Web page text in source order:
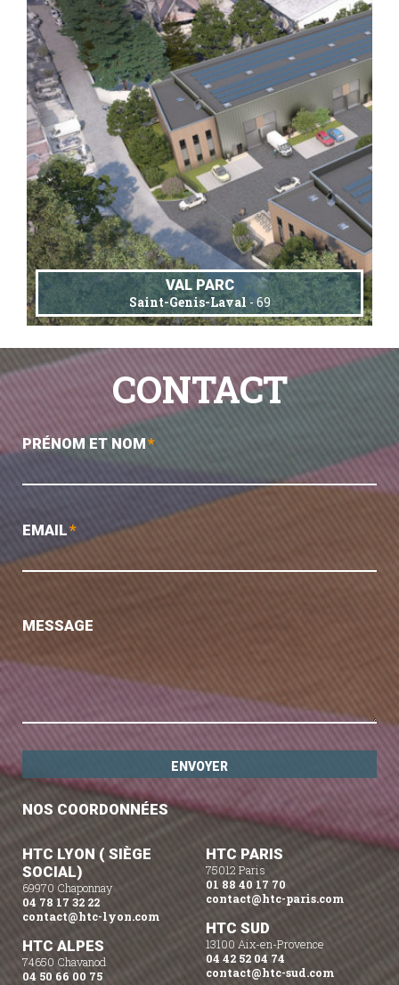
VAL PARC
Saint-Genis-Laval- 69
CONTACT
PRÉNOM ET NOM*
EMAIL*
MESSAGE
NOS COORDONNÉES
HTC LYON ( SIÈGE
SOCIAL)
69970 Chaponnay
04 78 17 32 22
contact@htc-lyon.com
HTC ALPES
74650 Chavanod
04 50 66 00 75
HTC PARIS
75012 Paris
01 88 40 17 70
contact@htc-paris.com
HTC SUD
13100 Aix-en-Provence
04 42 52 04 74
contact@htc-sud.com